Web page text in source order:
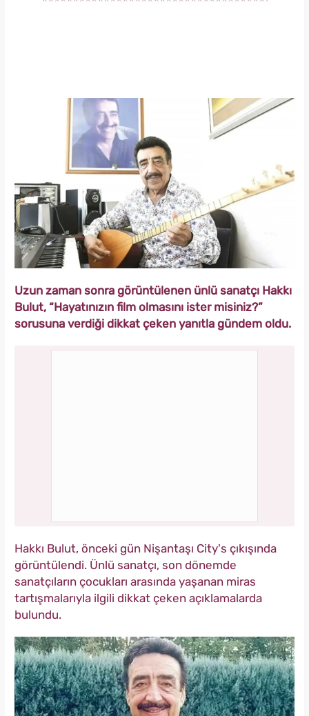
Uzun zaman sonra görüntülenen ünlü sanatçı Hakkı
Bulut, “Hayatınızın film olmasını ister misiniz?”
sorusuna verdiği dikkat çeken yanıtla gündem oldu.
Hakkı Bulut, önceki gün Nişantaşı City's çıkışında
görüntülendi. Ünlü sanatçı, son dönemde
sanatçıların çocukları arasında yaşanan miras
tartışmalarıyla ilgili dikkat çeken açıklamalarda
bulundu.